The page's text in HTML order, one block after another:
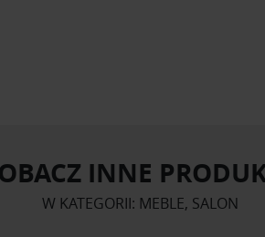
INNE
W KATEGORII: MEBLE, SALON